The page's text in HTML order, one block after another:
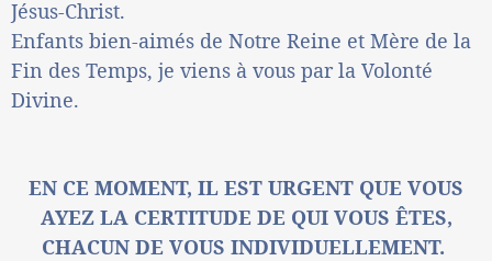
Jésus-Christ.
Enfants bien-aimés de Notre Reine et Mère de la
Fin des Temps, je viens à vous par la Volonté
Divine.
EN CE MOMENT, IL EST URGENT QUE VOUS
AYEZ LA CERTITUDE DE QUI VOUS ÊTES,
CHACUN DE VOUS INDIVIDUELLEMENT.